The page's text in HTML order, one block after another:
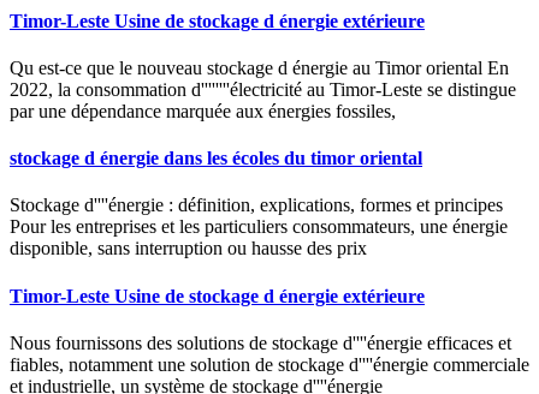
Timor-Leste Usine de stockage d énergie extérieure
Qu est-ce que le nouveau stockage d énergie au Timor oriental En
2022, la consommation d''''''''électricité au Timor-Leste se distingue
par une dépendance marquée aux énergies fossiles,
stockage d énergie dans les écoles du timor oriental
Stockage d''''énergie : définition, explications, formes et principes
Pour les entreprises et les particuliers consommateurs, une énergie
disponible, sans interruption ou hausse des prix
Timor-Leste Usine de stockage d énergie extérieure
Nous fournissons des solutions de stockage d''''énergie efficaces et
fiables, notamment une solution de stockage d''''énergie commerciale
et industrielle, un système de stockage d''''énergie